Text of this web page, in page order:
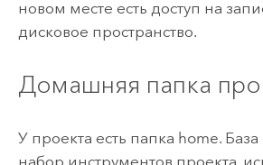
новом месте есть доступ на
дисковое пространство.
Домашняя папка
У проекта есть папка home.
набор инструментов проекта,